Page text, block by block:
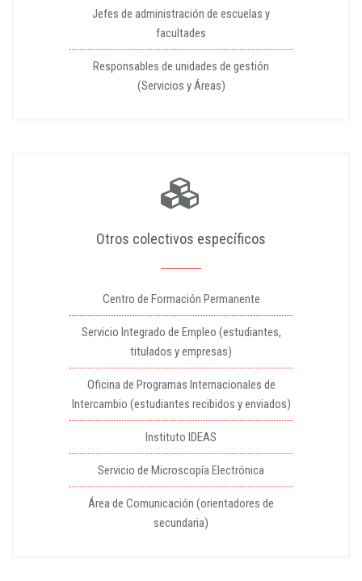
Jefes de administración de escuelas y
facultades
Responsables de unidades de gestión
(Servicios y Áreas)
Otros colectivos específicos
Centro de Formación Permanente
Servicio Integrado de Empleo (estudiantes,
titulados y empresas)
Oficina de Programas Internacionales de
Intercambio (estudiantes recibidos y enviados)
Instituto IDEAS
Servicio de Microscopía Electrónica
Área de Comunicación (orientadores de
secundaria)